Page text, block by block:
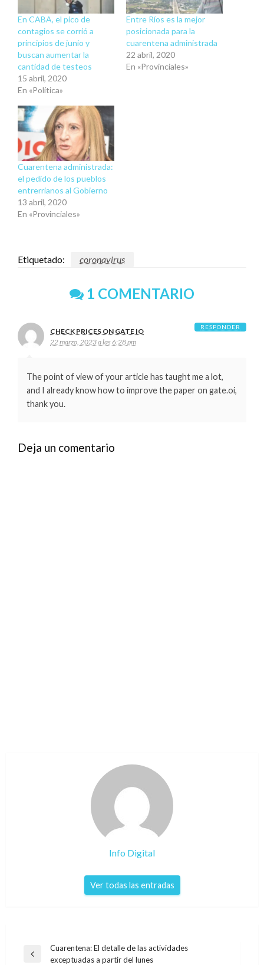
En CABA, el pico de
contagios se corrió a
principios de junio y
buscan aumentar la
cantidad de testeos
15 abril, 2020
En «Política»
Entre Ríos es la mejor
posicionada para la
cuarentena administrada
22 abril, 2020
En «Provinciales»
Cuarentena administrada:
el pedido de los pueblos
entrerrianos al Gobierno
13 abril, 2020
En «Provinciales»
Etiquetado: coronavirus
1 COMENTARIO
CHECK PRICES ON GATE IO
22 marzo, 2023 a las 6:28 pm
The point of view of your article has taught me a lot,
and I already know how to improve the paper on gate.oi,
thank you.
RESPONDER
Deja un comentario
Info Digital
Ver todas las entradas
Navegación
Entrada
Cuarentena: El detalle de las actividades
exceptuadas a partir del lunes